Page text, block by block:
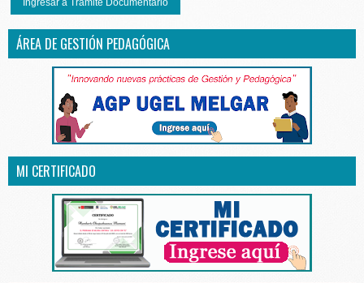
Ingresar a Tramite Documentario
ÁREA DE GESTIÓN PEDAGÓGICA
MI CERTIFICADO